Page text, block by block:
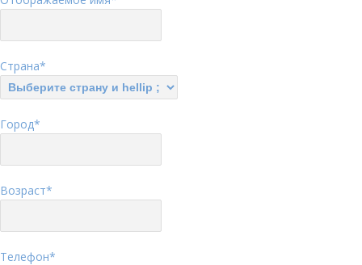
Страна*
Город*
Возраст*
Телефон*